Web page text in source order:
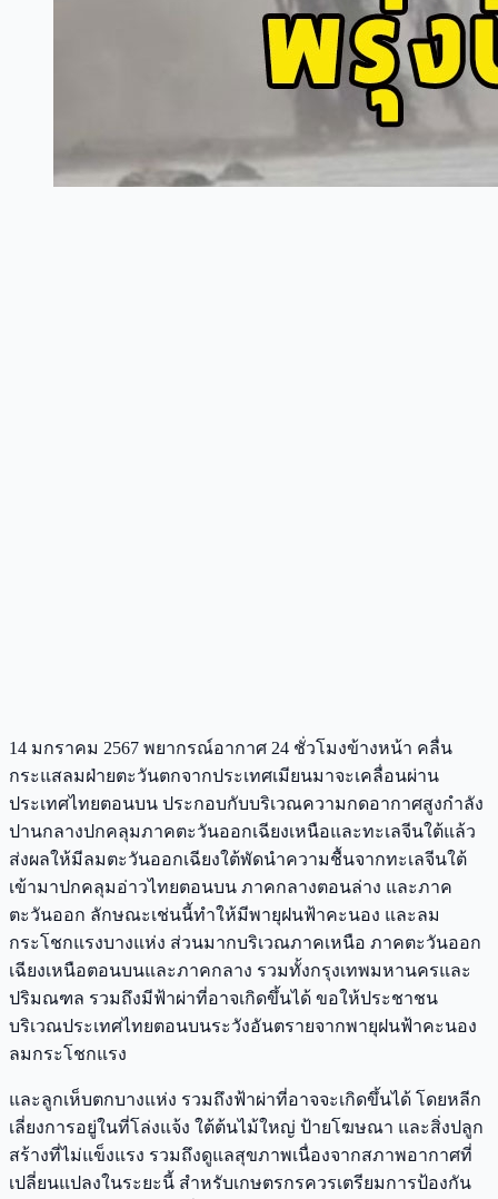
14 มกราคม 2567 พยากรณ์อากาศ 24 ชั่วโมงข้างหน้า คลื่น
กระแสลมฝ่ายตะวันตกจากประเทศเมียนมาจะเคลื่อนผ่าน
ประเทศไทยตอนบน ประกอบกับบริเวณความกดอากาศสูงกำลัง
ปานกลางปกคลุมภาคตะวันออกเฉียงเหนือและทะเลจีนใต้แล้ว
ส่งผลให้มีลมตะวันออกเฉียงใต้พัดนำความชื้นจากทะเลจีนใต้
เข้ามาปกคลุมอ่าวไทยตอนบน ภาคกลางตอนล่าง และภาค
ตะวันออก ลักษณะเช่นนี้ทำให้มีพายุฝนฟ้าคะนอง และลม
กระโชกแรงบางแห่ง ส่วนมากบริเวณภาคเหนือ ภาคตะวันออก
เฉียงเหนือตอนบนและภาคกลาง รวมทั้งกรุงเทพมหานครและ
ปริมณฑล รวมถึงมีฟ้าผ่าที่อาจเกิดขึ้นได้ ขอให้ประชาชน
บริเวณประเทศไทยตอนบนระวังอันตรายจากพายุฝนฟ้าคะนอง
ลมกระโชกแรง
และลูกเห็บตกบางแห่ง รวมถึงฟ้าผ่าที่อาจจะเกิดขึ้นได้ โดยหลีก
เลี่ยงการอยู่ในที่โล่งแจ้ง ใต้ต้นไม้ใหญ่ ป้ายโฆษณา และสิ่งปลูก
สร้างที่ไม่แข็งแรง รวมถึงดูแลสุขภาพเนื่องจากสภาพอากาศที่
เปลี่ยนแปลงในระยะนี้ สำหรับเกษตรกรควรเตรียมการป้องกัน